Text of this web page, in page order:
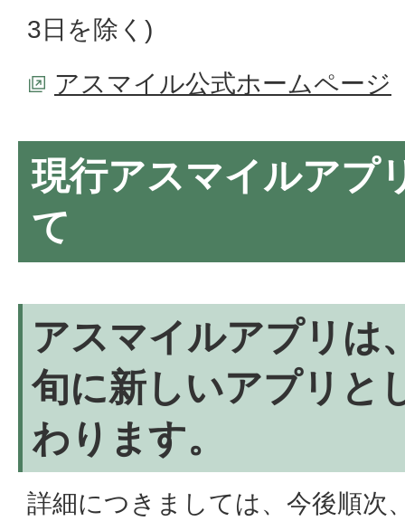
3日を除く)
アスマイル公式ホームページ
現行アスマイルアプ
て
アスマイルアプリは
旬に新しいアプリと
わります。
詳細につきましては、今後順次